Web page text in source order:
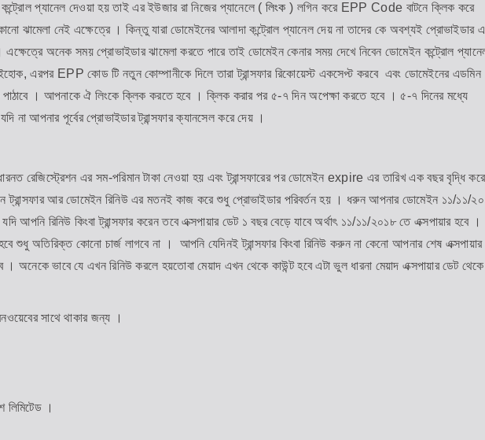
কন্ট্রোল প্যানেল দেওয়া হয় তাই এর ইউজার রা নিজের প্যানেলে ( লিংক ) লগিন করে EPP Code বাটনে ক্লিক করে
ঝামেলা নেই এক্ষেত্রে । কিন্তু যারা ডোমেইনের আলাদা কন্ট্রোল প্যানেল দেয় না তাদের কে অবশ্যই প্রোভাইডার
অনেক সময় প্রোভাইডার ঝামেলা করতে পারে তাই ডোমেইন কেনার সময় দেখে নিবেন ডোমেইন কন্ট্রোল
এরপর EPP কোড টি নতুন কোম্পানীকে দিলে তারা ট্রান্সফার রিকোয়েস্ট একসেপ্ট করবে এবং ডোমেইনের এডমিন
পাঠাবে । আপনাকে ঐ লিংকে ক্লিক করতে হবে । ক্লিক করার পর ৫-৭ দিন অপেক্ষা করতে হবে । ৫-৭ দিনের মধ্যে
না আপনার পূর্বের প্রোভাইডার ট্রান্সফার ক্যানসেল করে দেয় ।
রেজিস্ট্রেশন এর সম-পরিমান টাকা নেওয়া হয় এবং ট্রান্সফারের পর ডোমেইন expire এর তারিখ এক বছর বৃদ্ধি করে
আর ডোমেইন রিনিউ এর মতনই কাজ করে শুধু প্রোভাইডার পরিবর্তন হয় । ধরুন আপনার ডোমেইন ১১/১১/
আপনি রিনিউ কিংবা ট্রান্সফার করেন তবে এক্সপায়ার ডেট ১ বছর বেড়ে যাবে অর্থাৎ ১১/১১/২০১৮ তে এক্সপায়ার হবে ।
শুধু অতিরিক্ত কোনো চার্জ লাগবে না । আপনি যেদিনই ট্রান্সফার কিংবা রিনিউ করুন না কেনো আপনার শেষ এক্সপায়ার
অনেকে ভাবে যে এখন রিনিউ করলে হয়তোবা মেয়াদ এখন থেকে কাউন্ট হবে এটা ভুল ধারনা মেয়াদ এক্সপায়ার ডেট থেকে
সাথে থাকার জন্য ।
লিমিটেড ।